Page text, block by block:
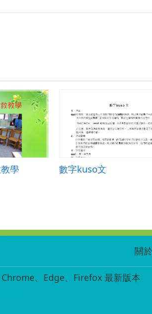
學 數字kuso文
關
、Edge、Firefox 最新版本